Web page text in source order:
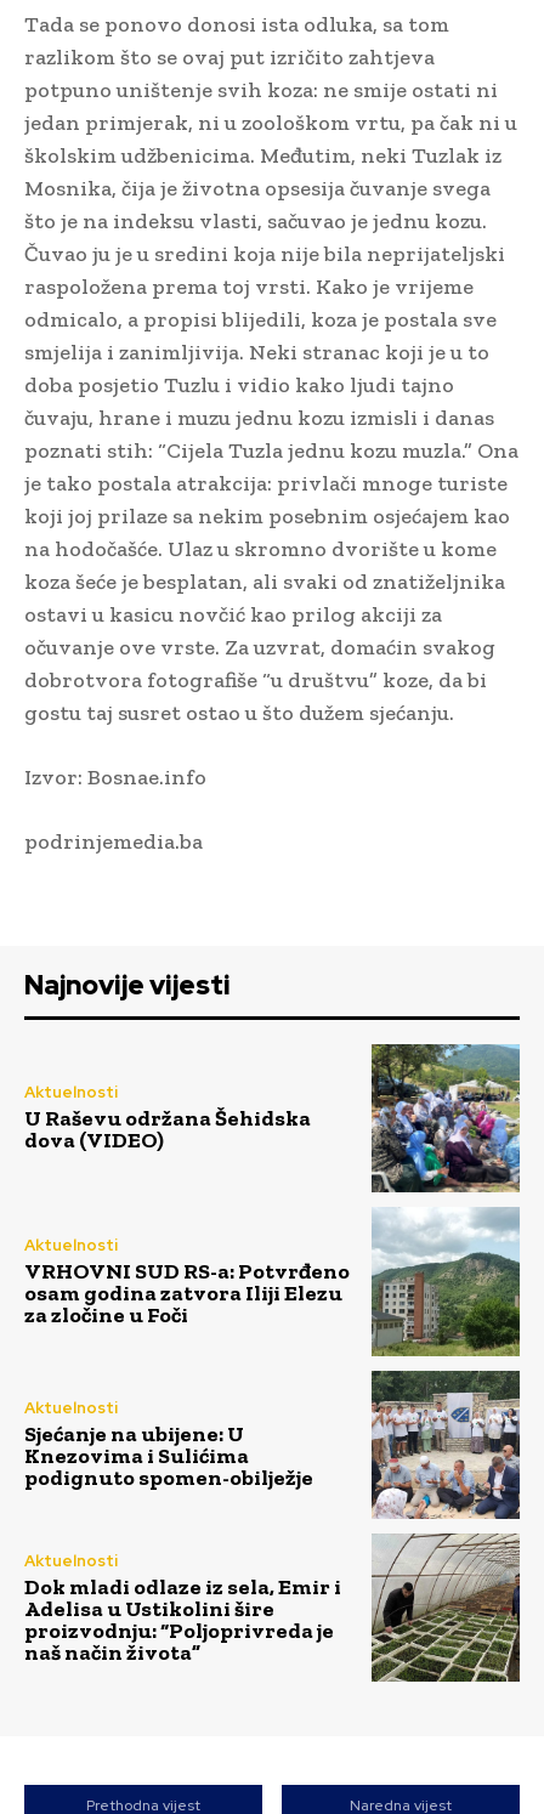
Tada se ponovo donosi ista odluka, sa tom
razlikom što se ovaj put izričito zahtjeva
potpuno uništenje svih koza: ne smije ostati ni
jedan primjerak, ni u zoološkom vrtu, pa čak ni u
školskim udžbenicima. Međutim, neki Tuzlak iz
Mosnika, čija je životna opsesija čuvanje svega
što je na indeksu vlasti, sačuvao je jednu kozu.
Čuvao ju je u sredini koja nije bila neprijateljski
raspoložena prema toj vrsti. Kako je vrijeme
odmicalo, a propisi blijedili, koza je postala sve
smjelija i zanimljivija. Neki stranac koji je u to
doba posjetio Tuzlu i vidio kako ljudi tajno
čuvaju, hrane i muzu jednu kozu izmisli i danas
poznati stih: “Cijela Tuzla jednu kozu muzla.” Ona
je tako postala atrakcija: privlači mnoge turiste
koji joj prilaze sa nekim posebnim osjećajem kao
na hodočašće. Ulaz u skromno dvorište u kome
koza šeće je besplatan, ali svaki od znatiželjnika
ostavi u kasicu novčić kao prilog akciji za
očuvanje ove vrste. Za uzvrat, domaćin svakog
dobrotvora fotografiše “u društvu” koze, da bi
gostu taj susret ostao u što dužem sjećanju.
Izvor: Bosnae.info
podrinjemedia.ba
Najnovije vijesti
Aktuelnosti
U Raševu održana Šehidska
dova (VIDEO)
Aktuelnosti
VRHOVNI SUD RS-a: Potvrđeno
osam godina zatvora Iliji Elezu
za zločine u Foči
Aktuelnosti
Sjećanje na ubijene: U
Knezovima i Sulićima
podignuto spomen-obilježje
Aktuelnosti
Dok mladi odlaze iz sela, Emir i
Adelisa u Ustikolini šire
proizvodnju: “Poljoprivreda je
naš način života”
Prethodna vijest Naredna vijest